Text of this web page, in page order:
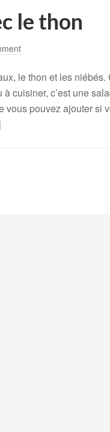
le thon
le thon et les niébés.
cuisiner, c’est une
vous pouvez ajouter si